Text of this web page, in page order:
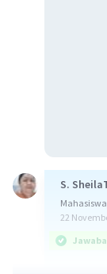
S.
22